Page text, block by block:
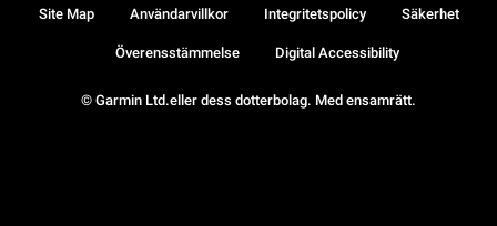
© Garmin Ltd.eller dess dotterbolag. Med ensamrätt.
Site Map Användarvillkor Integritetspolicy Säkerhet
Överensstämmelse Digital Accessibility